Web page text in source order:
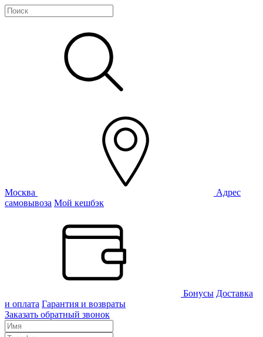
Москва
Адрес
самовывоза Мой кешбэк
Бонусы Доставка
и оплата Гарантия и возвраты
Заказать обратный звонок